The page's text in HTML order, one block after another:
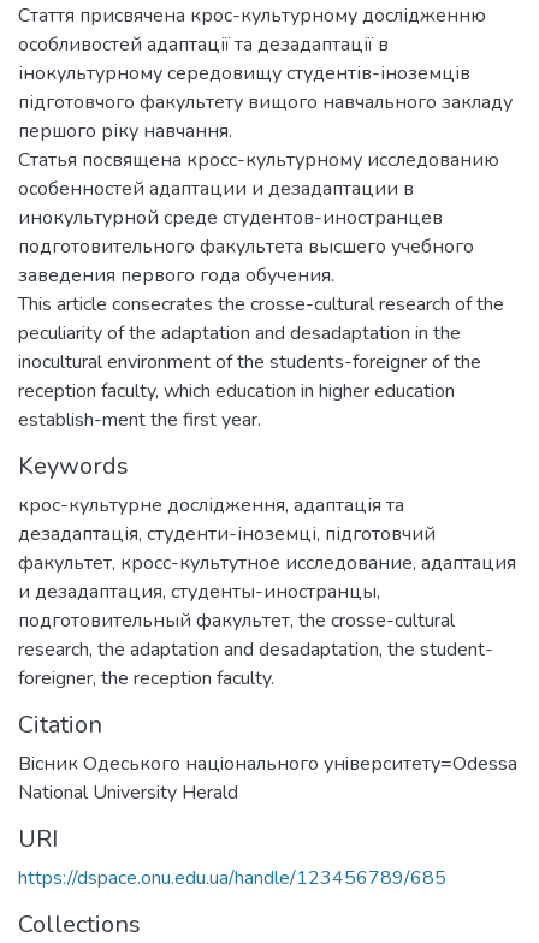
Стаття присвячена крос-культурному дослідженню
особливостей адаптації та дезадаптації в
інокультурному середовищу студентів-іноземців
підготовчого факультету вищого навчального закладу
першого ріку навчання.
Статья посвящена кросс-культурному исследованию
особенностей адаптации и дезадаптации в
инокультурной среде студентов-иностранцев
подготовительного факультета высшего учебного
заведения первого года обучения.
This article consecrates the crosse-cultural research of the
peculiarity of the adaptation and desadaptation in the
inocultural environment of the students-foreigner of the
reception faculty, which education in higher education
establish-ment the first year.
Keywords
крос-культурне дослідження, адаптація та
дезадаптація, студенти-іноземці, підготовчий
факультет, кросс-культутное исследование, адаптация
и дезадаптация, студенты-иностранцы,
подготовительный факультет, the crosse-cultural
research, the adaptation and desadaptation, the student-
foreigner, the reception faculty.
Citation
Вiсник Одеського нацiонального унiверситету=Odessa
National University Herald
URI
https://dspace.onu.edu.ua/handle/123456789/685
Collections